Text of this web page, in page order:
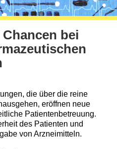
bei
die über die reine
eröffnen neue
Patientenbetreuung.
des Patienten und
von Arzneimitteln.